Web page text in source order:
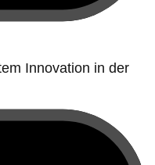
Innovation in der